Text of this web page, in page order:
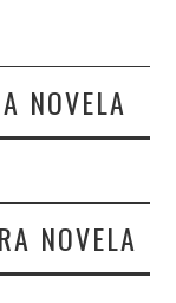
NOVELA
NOVELA